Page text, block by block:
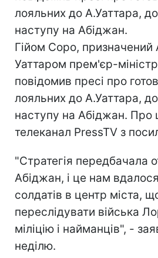
лояльних до А.Уаттара,
наступу на Абіджан.
Гійом Соро,
Уаттаром прем'єр-
повідомив пресі про
лояльних до А.Уаттара,
наступу на Абіджан. Про
телеканал PressTV з
"Стратегія передбачала
Абіджан, і це нам
солдатів в центр міста,
переслідувати війська
міліцію і найманців", -
неділю.